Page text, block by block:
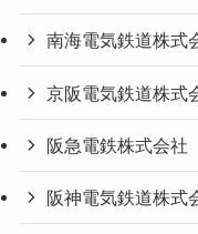
南海電気鉄道株式
京阪電気鉄道株式
阪急電鉄株式会社
阪神電気鉄道株式